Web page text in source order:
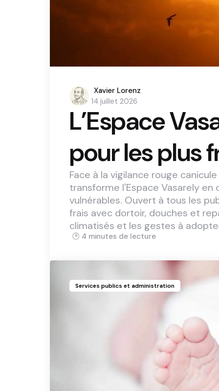
Posted
by
Xavier Lorenz
14 juillet 2026
L’Espace
pour les plus
Face à la vigilance rouge
transforme l'Espace Vasarely
vulnérables. Ouvert à tous les
frais avec dortoir, douches et
climatisés et les gestes à
4 min
Services publics et administration